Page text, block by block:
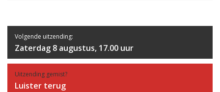
Volgende uitzending:
Zaterdag 8 augustus, 17.00 uur
Uitzending gemist?
Luister terug